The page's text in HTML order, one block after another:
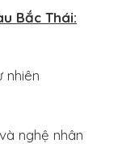
Bắc Thái:
nhiên
nghệ nhân